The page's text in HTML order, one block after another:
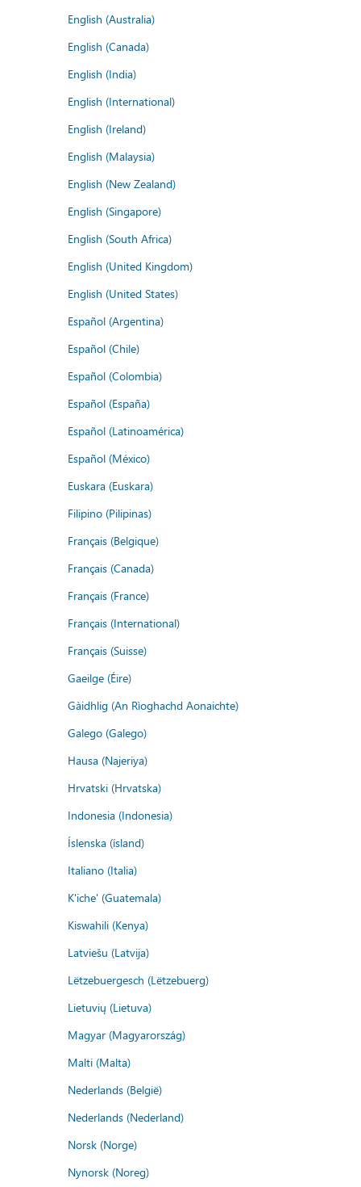
English (Australia)
English (Canada)
English (India)
English (International)
English (Ireland)
English (Malaysia)
English (New Zealand)
English (Singapore)
English (South Africa)
English (United Kingdom)
English (United States)
Español (Argentina)
Español (Chile)
Español (Colombia)
Español (España)
Español (Latinoamérica)
Español (México)
Euskara (Euskara)
Filipino (Pilipinas)
Français (Belgique)
Français (Canada)
Français (France)
Français (International)
Français (Suisse)
Gaeilge (Éire)
Gàidhlig (An Rìoghachd Aonaichte)
Galego (Galego)
Hausa (Najeriya)
Hrvatski (Hrvatska)
Indonesia (Indonesia)
Íslenska (ísland)
Italiano (Italia)
K'iche' (Guatemala)
Kiswahili (Kenya)
Latviešu (Latvija)
Lëtzebuergesch (Lëtzebuerg)
Lietuvių (Lietuva)
Magyar (Magyarország)
Malti (Malta)
Nederlands (België)
Nederlands (Nederland)
Norsk (Norge)
Nynorsk (Noreg)